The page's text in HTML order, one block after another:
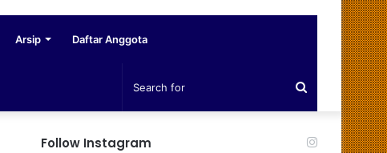
Arsip Daftar Anggota
Search
for
Follow Instagram